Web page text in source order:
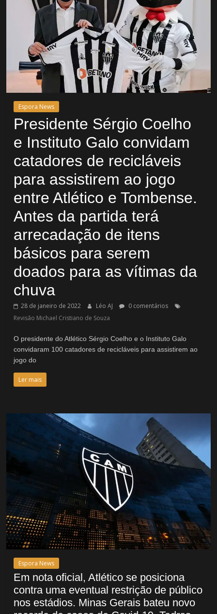
Espora News
Presidente Sérgio Coelho
e Instituto Galo convidam
catadores de recicláveis
para assistirem ao jogo
entre Atlético e Tombense.
Antes da partida terá
arrecadação de itens
básicos para serem
doados para as vítimas da
chuva
28 de janeiro de 2022 Léo AJ
0 comentários
Revisão Michael Cristiano de Souza
O presidente do Atlético Sérgio Coelho e o Instituto Galo
convidaram 100 catadores de recicláveis para assistirem ao
jogo do
Ler mais
Espora News
Em nota oficial, Atlético se posiciona
contra uma eventual restrição de público
nos estádios. Minas Gerais bateu novo